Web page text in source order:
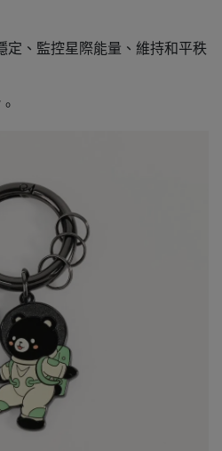
定、監控星際能量、維持和平秩